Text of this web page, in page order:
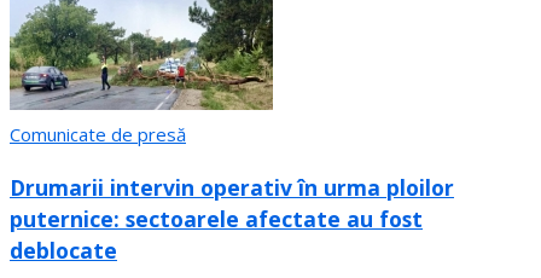
Comunicate de presă
Drumarii intervin operativ în urma ploilor
puternice: sectoarele afectate au fost
deblocate